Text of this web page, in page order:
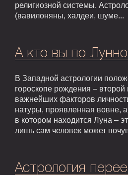
религиозной системы.
(вавилоняны, халдеи, шуме...
А кто вы по
В Западной астрологии
гороскопе рождения – второй
важнейших факторов
натуры, проявленная вовне,
в котором находится Луна –
лишь сам человек может
Астрология